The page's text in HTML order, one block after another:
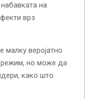
на
врз
малку веројатно
режим, но може да
како што